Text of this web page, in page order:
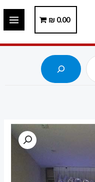
0.00
₪